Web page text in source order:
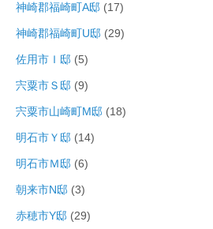
神崎郡福崎町A邸 (17)
神崎郡福崎町U邸 (29)
佐用市Ｉ邸 (5)
宍粟市Ｓ邸 (9)
宍粟市山崎町M邸 (18)
明石市Ｙ邸 (14)
明石市Ｍ邸 (6)
朝来市N邸 (3)
赤穂市Y邸 (29)